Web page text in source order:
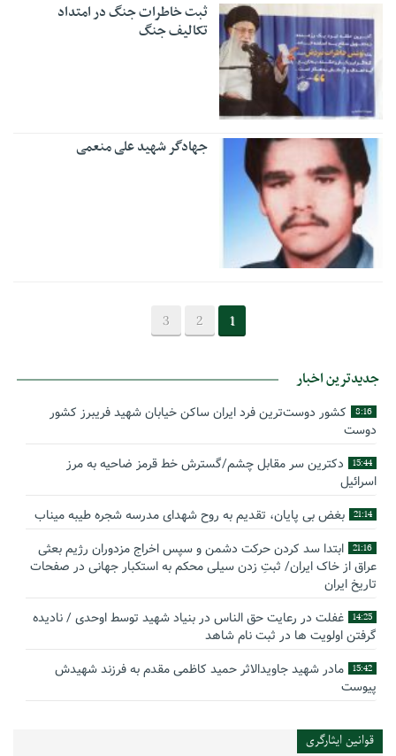
ثبت خاطرات جنگ در امتداد
تکالیف جنگ
جهادگر شهید علی منعمی
1
2
3
جدیدترین اخبار
8:16
کشور دوست‌ترین فرد ایران ساکن خیابان شهید فریبرز کشور
دوست
15:44
دکترین سر مقابل چشم/گسترش خط قرمز ضاحیه به مرز
اسرائیل
21:14 بغض بی پایان، تقدیم به روح شهدای مدرسه شجره طیبه میناب
21:16 ابتدا سد کردن حرکت دشمن و سپس اخراج مزدوران رژیم بعثی
عراق از خاک ایران/ ثبتِ زدن سیلی محکم به استکبار جهانی در صفحات
تاریخ ایران
14:25 غفلت در رعایت حق الناس در بنیاد شهید توسط اوحدی / نادیده
گرفتن اولویت ها در ثبت نام شاهد
15:42 مادر شهید جاویدالاثر حمید کاظمی مقدم به فرزند شهیدش
پیوست
قوانین ایثارگری